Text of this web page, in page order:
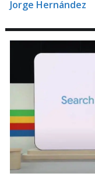
Jorge Hernández